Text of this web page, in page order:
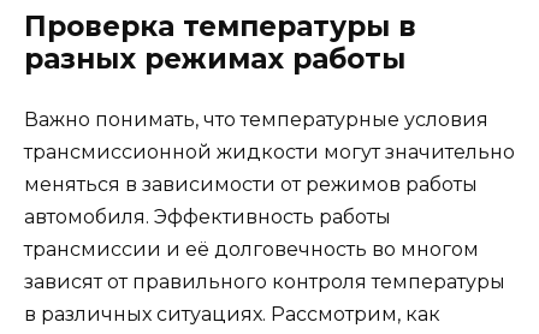
Проверка температуры в
разных режимах работы
Важно понимать, что температурные условия
трансмиссионной жидкости могут значительно
меняться в зависимости от режимов работы
автомобиля. Эффективность работы
трансмиссии и её долговечность во многом
зависят от правильного контроля температуры
в различных ситуациях. Рассмотрим, как